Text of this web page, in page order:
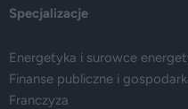
Specjalizacje
Energetyka i surowce
Finanse publiczne i
Franczyza